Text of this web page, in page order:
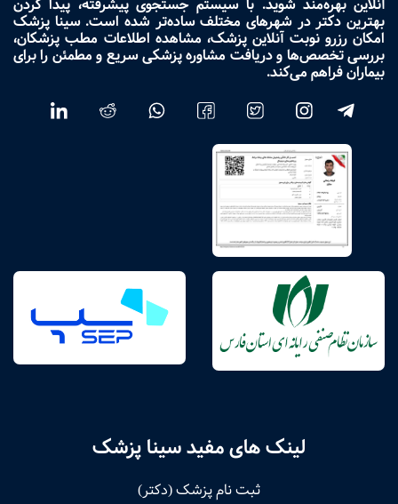
آنلاین بهره‌مند شوید. با سیستم جستجوی پیشرفته، پیدا کردن
بهترین دکتر در شهرهای مختلف ساده‌تر شده است. سینا پزشک
امکان رزرو نوبت آنلاین پزشک، مشاهده اطلاعات مطب پزشکان،
بررسی تخصص‌ها و دریافت مشاوره پزشکی سریع و مطمئن را برای
بیماران فراهم می‌کند.
لینک های مفید سینا پزشک
ثبت نام پزشک (دکتر)